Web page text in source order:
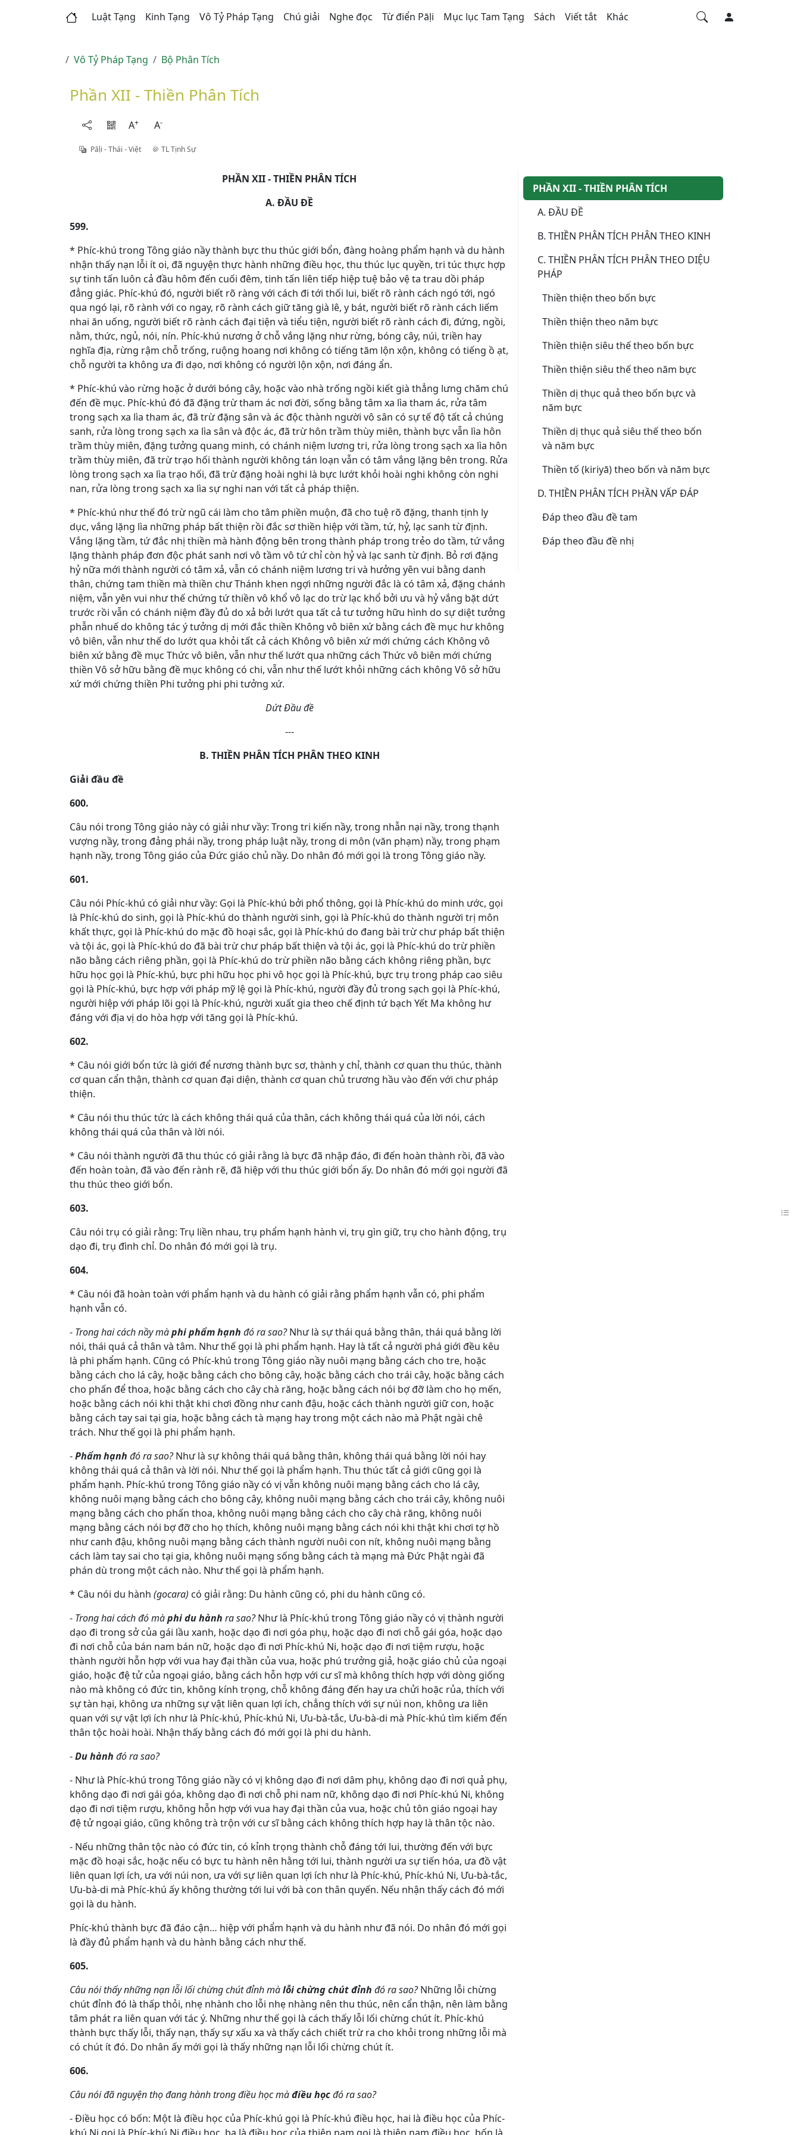
Luật Tạng Kinh Tạng Vô Tỷ Pháp Tạng Chú giải Nghe đọc Từ điển Pāḷi Mục lục Tam Tạng Sách Viết tắt Khác
Vô Tỷ Pháp Tạng Bộ Phân Tích
Phần XII - Thiền Phân Tích
A+ A-
Pāḷi - Thái - Việt TL Tịnh Sự
PHẦN XII - THIỀN PHÂN TÍCH
A. ĐẦU ĐỀ
B. THIỀN PHÂN TÍCH PHÂN THEO KINH
C. THIỀN PHÂN TÍCH PHÂN THEO DIỆU
PHÁP
Thiền thiện theo bốn bực
Thiền thiện theo năm bực
Thiền thiện siêu thế theo bốn bực
Thiền thiện siêu thế theo năm bực
Thiền dị thục quả theo bốn bực và
năm bực
Thiền dị thục quả siêu thế theo bốn
và năm bực
Thiền tố (kiriyā) theo bốn và năm bực
D. THIỀN PHÂN TÍCH PHẦN VẤP ĐÁP
Đáp theo đầu đề tam
Đáp theo đầu đề nhị
PHẦN XII - THIỀN PHÂN TÍCH
A. ĐẦU ĐỀ
599.
* Phíc-khú trong Tông giáo nầy thành bực thu thúc giới bổn, đàng hoàng phẩm hạnh và du hành
nhận thấy nạn lỗi ít oi, đã nguyện thực hành những điều học, thu thúc lục quyền, tri túc thực hợp
sự tinh tấn luôn cả đầu hôm đến cuối đêm, tinh tấn liên tiếp hiệp tuệ bảo vệ ta trau dồi pháp
đẳng giác. Phíc-khú đó, người biết rõ ràng với cách đi tới thối lui, biết rõ rành cách ngó tới, ngó
qua ngó lại, rõ rành với co ngay, rõ rành cách giữ tăng già lê, y bát, người biết rõ rành cách liếm
nhai ăn uống, người biết rõ rành cách đại tiện và tiểu tiện, người biết rõ rành cách đi, đứng, ngồi,
nằm, thức, ngủ, nói, nín. Phíc-khú nương ở chỗ vắng lặng như rừng, bóng cây, núi, triền hay
nghĩa địa, rừng rậm chỗ trống, ruộng hoang nơi không có tiếng tăm lộn xộn, không có tiếng ồ ạt,
chỗ người ta không ưa đi dạo, nơi không có người lộn xộn, nơi đáng ẩn.
* Phíc-khú vào rừng hoặc ở dưới bóng cây, hoặc vào nhà trống ngồi kiết già thẳng lưng chăm chú
đến đề mục. Phíc-khú đó đã đặng trừ tham ác nơi đời, sống bằng tâm xa lìa tham ác, rửa tâm
trong sạch xa lìa tham ác, đã trừ đặng sân và ác độc thành người vô sân có sự tế độ tất cả chúng
sanh, rửa lòng trong sạch xa lìa sân và độc ác, đã trừ hôn trầm thùy miên, thành bực vẫn lìa hôn
trầm thùy miên, đặng tưởng quang minh, có chánh niệm lương tri, rửa lòng trong sạch xa lìa hôn
trầm thùy miên, đã trừ trạo hối thành người không tán loạn vẫn có tâm vắng lặng bên trong. Rửa
lòng trong sạch xa lìa trạo hối, đã trừ đặng hoài nghi là bực lướt khỏi hoài nghi không còn nghi
nan, rửa lòng trong sạch xa lìa sự nghi nan với tất cả pháp thiện.
* Phíc-khú như thế đó trừ ngũ cái làm cho tâm phiền muộn, đã cho tuệ rõ đặng, thanh tịnh ly
dục, vắng lặng lìa những pháp bất thiện rồi đắc sơ thiền hiệp với tầm, tứ, hỷ, lạc sanh từ định.
Vắng lặng tầm, tứ đắc nhị thiền mà hành động bên trong thành pháp trong trẻo do tầm, tứ vắng
lặng thành pháp đơn độc phát sanh nơi vô tầm vô tứ chỉ còn hỷ và lạc sanh từ định. Bỏ rơi đặng
hỷ nữa mới thành người có tâm xả, vẫn có chánh niệm lương tri và hưởng yên vui bằng danh
thân, chứng tam thiền mà thiền chư Thánh khen ngợi những người đắc là có tâm xả, đặng chánh
niệm, vẫn yên vui như thế chứng tứ thiền vô khổ vô lạc do trừ lạc khổ bởi ưu và hỷ vắng bặt dứt
trước rồi vẫn có chánh niệm đầy đủ do xả bởi lướt qua tất cả tư tưởng hữu hình do sự diệt tưởng
phẫn nhuế do không tác ý tưởng dị mới đắc thiền Không vô biên xứ bằng cách đề mục hư không
vô biên, vẫn như thế do lướt qua khỏi tất cả cách Không vô biên xứ mới chứng cách Không vô
biên xứ bằng đề mục Thức vô biên, vẫn như thế lướt qua những cách Thức vô biên mới chứng
thiền Vô sở hữu bằng đề mục không có chi, vẫn như thế lướt khỏi những cách không Vô sở hữu
xứ mới chứng thiền Phi tưởng phi phi tưởng xứ.
Dứt Đầu đề
---
B. THIỀN PHÂN TÍCH PHÂN THEO KINH
Giải đầu đề
600.
Câu nói trong Tông giáo này có giải như vầy: Trong tri kiến nầy, trong nhẫn nại nầy, trong thạnh
vượng nầy, trong đảng phái nầy, trong pháp luật nầy, trong di môn (văn phạm) nầy, trong phạm
hạnh nầy, trong Tông giáo của Đức giáo chủ nầy. Do nhân đó mới gọi là trong Tông giáo nầy.
601.
Câu nói Phíc-khú có giải như vầy: Gọi là Phíc-khú bởi phổ thông, gọi là Phíc-khú do minh ước, gọi
là Phíc-khú do sinh, gọi là Phíc-khú do thành người sinh, gọi là Phíc-khú do thành người trị môn
khất thực, gọi là Phíc-khú do mặc đồ hoại sắc, gọi là Phíc-khú do đang bài trừ chư pháp bất thiện
và tội ác, gọi là Phíc-khú do đã bài trừ chư pháp bất thiện và tội ác, gọi là Phíc-khú do trừ phiền
não bằng cách riêng phần, gọi là Phíc-khú do trừ phiền não bằng cách không riêng phần, bực
hữu học gọi là Phíc-khú, bực phi hữu học phi vô học gọi là Phíc-khú, bực trụ trong pháp cao siêu
gọi là Phíc-khú, bực hợp với pháp mỹ lệ gọi là Phíc-khú, người đầy đủ trong sạch gọi là Phíc-khú,
người hiệp với pháp lõi gọi là Phíc-khú, người xuất gia theo chế định tứ bạch Yết Ma không hư
đáng với địa vị do hòa hợp với tăng gọi là Phíc-khú.
602.
* Câu nói giới bổn tức là giới để nương thành bực sơ, thành y chỉ, thành cơ quan thu thúc, thành
cơ quan cẩn thận, thành cơ quan đại diện, thành cơ quan chủ trương hầu vào đến với chư pháp
thiện.
* Câu nói thu thúc tức là cách không thái quá của thân, cách không thái quá của lời nói, cách
không thái quá của thân và lời nói.
* Câu nói thành người đã thu thúc có giải rằng là bực đã nhập đáo, đi đến hoàn thành rồi, đã vào
đến hoàn toàn, đã vào đến rành rẽ, đã hiệp với thu thúc giới bổn ấy. Do nhân đó mới gọi người đã
thu thúc theo giới bổn.
603.
Câu nói trụ có giải rằng: Trụ liền nhau, trụ phẩm hạnh hành vi, trụ gìn giữ, trụ cho hành động, trụ
dạo đi, trụ đình chỉ. Do nhân đó mới gọi là trụ.
604.
* Câu nói đã hoàn toàn với phẩm hạnh và du hành có giải rằng phẩm hạnh vẫn có, phi phẩm
hạnh vẫn có.
- Trong hai cách nầy màphi phẩm hạnh đó ra sao?Như là sự thái quá bằng thân, thái quá bằng lời
nói, thái quá cả thân và tâm. Như thế gọi là phi phẩm hạnh. Hay là tất cả người phá giới đều kêu
là phi phẩm hạnh. Cũng có Phíc-khú trong Tông giáo nầy nuôi mạng bằng cách cho tre, hoặc
bằng cách cho lá cây, hoặc bằng cách cho bông cây, hoặc bằng cách cho trái cây, hoặc bằng cách
cho phấn để thoa, hoặc bằng cách cho cây chà răng, hoặc bằng cách nói bợ đỡ làm cho họ mến,
hoặc bằng cách nói khi thật khi chơi đồng như canh đậu, hoặc cách thành người giữ con, hoặc
bằng cách tay sai tại gia, hoặc bằng cách tà mạng hay trong một cách nào mà Phật ngài chê
trách. Như thế gọi là phi phẩm hạnh.
-Phẩm hạnh đó ra sao?Như là sự không thái quá bằng thân, không thái quá bằng lời nói hay
không thái quá cả thân và lời nói. Như thế gọi là phẩm hạnh. Thu thúc tất cả giới cũng gọi là
phẩm hạnh. Phíc-khú trong Tông giáo nầy có vị vẫn không nuôi mạng bằng cách cho lá cây,
không nuôi mạng bằng cách cho bông cây, không nuôi mạng bằng cách cho trái cây, không nuôi
mạng bằng cách cho phấn thoa, không nuôi mạng bằng cách cho cây chà răng, không nuôi
mạng bằng cách nói bợ đỡ cho họ thích, không nuôi mạng bằng cách nói khi thật khi chơi tợ hồ
như canh đậu, không nuôi mạng bằng cách thành người nuôi con nít, không nuôi mạng bằng
cách làm tay sai cho tại gia, không nuôi mạng sống bằng cách tà mạng mà Đức Phật ngài đã
phán dù trong một cách nào. Như thế gọi là phẩm hạnh.
* Câu nói du hành (gocara) có giải rằng: Du hành cũng có, phi du hành cũng có.
- Trong hai cách đó màphi du hành ra sao?Như là Phíc-khú trong Tông giáo nầy có vị thành người
dạo đi trong sở của gái lầu xanh, hoặc dạo đi nơi góa phụ, hoặc dạo đi nơi chỗ gái góa, hoặc dạo
đi nơi chỗ của bán nam bán nữ, hoặc dạo đi nơi Phíc-khú Ni, hoặc dạo đi nơi tiệm rượu, hoặc
thành người hỗn hợp với vua hay đại thần của vua, hoặc phú trưởng giả, hoặc giáo chủ của ngoại
giáo, hoặc đệ tử của ngoại giáo, bằng cách hỗn hợp với cư sĩ mà không thích hợp với dòng giống
nào mà không có đức tin, không kính trọng, chỗ không đáng đến hay ưa chửi hoặc rủa, thích với
sự tàn hại, không ưa những sự vật liên quan lợi ích, chẳng thích với sự núi non, không ưa liên
quan với sự vật lợi ích như là Phíc-khú, Phíc-khú Ni, Ưu-bà-tắc, Ưu-bà-di mà Phíc-khú tìm kiếm đến
thân tộc hoài hoài. Nhận thấy bằng cách đó mới gọi là phi du hành.
-Du hành đó ra sao?
- Như là Phíc-khú trong Tông giáo nầy có vị không dạo đi nơi dâm phụ, không dạo đi nơi quả phụ,
không dạo đi nơi gái góa, không dạo đi nơi chỗ phi nam nữ, không dạo đi nơi Phíc-khú Ni, không
dạo đi nơi tiệm rượu, không hỗn hợp với vua hay đại thần của vua, hoặc chủ tôn giáo ngoại hay
đệ tử ngoại giáo, cũng không trà trộn với cư sĩ bằng cách không thích hợp hay là thân tộc nào.
- Nếu những thân tộc nào có đức tin, có kỉnh trọng thành chỗ đáng tới lui, thường đến với bực
mặc đồ hoại sắc, hoặc nếu có bực tu hành nên hằng tới lui, thành người ưa sự tiến hóa, ưa đồ vật
liên quan lợi ích, ưa với núi non, ưa với sự liên quan lợi ích như là Phíc-khú, Phíc-khú Ni, Ưu-bà-tắc,
Ưu-bà-di mà Phíc-khú ấy không thường tới lui với bà con thân quyến. Nếu nhận thấy cách đó mới
gọi là du hành.
Phíc-khú thành bực đã đáo cận… hiệp với phẩm hạnh và du hành như đã nói. Do nhân đó mới gọi
là đầy đủ phẩm hạnh và du hành bằng cách như thế.
605.
Câu nói thấy những nạn lỗi lối chừng chút đỉnh màlỗi chừng chút đỉnh đó ra sao?Những lỗi chừng
chút đỉnh đó là thấp thỏi, nhẹ nhành cho lỗi nhẹ nhàng nên thu thúc, nên cẩn thận, nên làm bằng
tâm phát ra liên quan với tác ý. Những như thế gọi là cách thấy lỗi lối chừng chút ít. Phíc-khú
thành bực thấy lỗi, thấy nạn, thấy sự xấu xa và thấy cách chiết trừ ra cho khỏi trong những lỗi mà
có chút ít đó. Do nhân ấy mới gọi là thấy những nạn lỗi lối chừng chút ít.
606.
Câu nói đã nguyện thọ đang hành trong điều học màđiều họcđó ra sao?
- Điều học có bốn: Một là điều học của Phíc-khú gọi là Phíc-khú điều học, hai là điều học của Phíc-